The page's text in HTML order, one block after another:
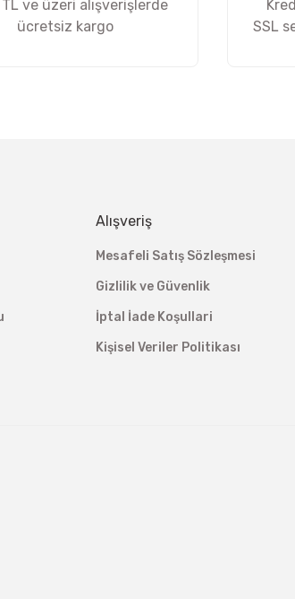
ve üzeri alışverişlerde
ücretsiz kargo
SSL
Alışveriş
Mesafeli Satış Sözleşmesi
Gizlilik ve Güvenlik
İptal İade Koşullari
Kişisel Veriler Politikası